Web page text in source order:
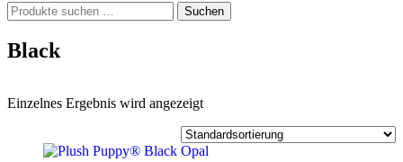
Suchen
nach:
Suchen
Black
Einzelnes Ergebnis wird angezeigt